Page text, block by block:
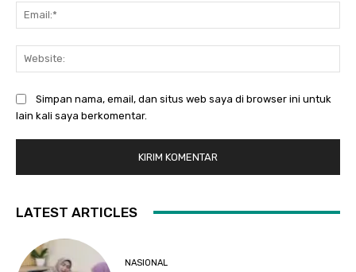
Simpan nama, email, dan situs web saya di browser ini untuk
lain kali saya berkomentar.
LATEST ARTICLES
NASIONAL